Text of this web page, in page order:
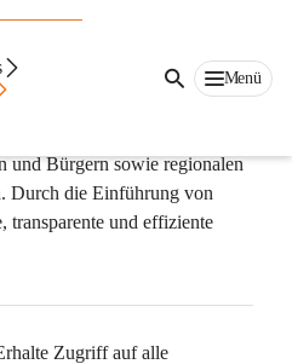
Menü
Du?
unserer
und Bürgern sowie regionalen
Durch die Einführung von
und effiziente
Zugriff auf alle